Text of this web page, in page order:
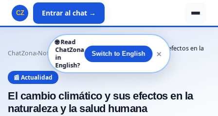
CZ Entrar al chat →
ChatZona›Noticias›Actualidad›
El cambio climático y sus efectos en la
naturalez…
📰 Actualidad
El cambio climático y sus efectos en la
naturaleza y la salud humana
🌐 Read
ChatZona
in
English?
Switch to English ✕